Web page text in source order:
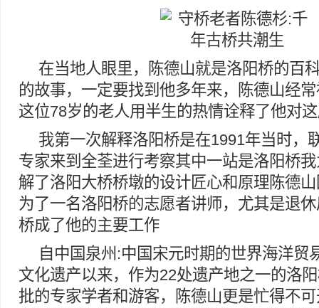
在当地人眼里，陈德山就是洛阳桥的百
的故事，一定要找到他多年来，陈德山经
这位78岁的老人用半生的热情诠释了他对
我第一次解释洛阳桥是在1991年当时，
专家来到全荃进行考察其中一站是洛阳桥
解了洛阳大桥桥墩的设计匠心和原理陈德
为了一名洛阳桥的志愿者讲师，尤其是退
桥成了他的主要工作
自中国泉州:中国宋元时期的世界海洋贸
文化遗产以来，作为22处遗产地之一的洛
批的专家学者和游客，陈德山更是忙得不